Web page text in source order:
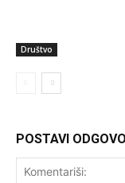
Društvo
POSTAVI